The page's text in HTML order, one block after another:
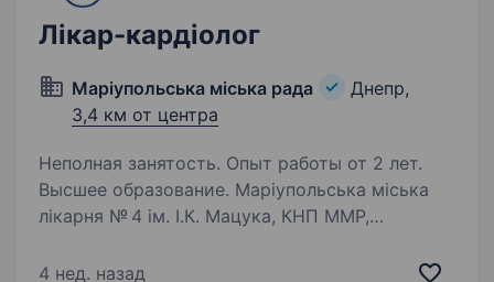
Лікар-кардіолог
Маріупольська міська рада
Днепр,
3,4 км от центра
Неполная занятость. Опыт работы от 2 лет.
Высшее образование. Маріупольська міська
лікарня № 4 ім. І.К. Мацука, КНП ММР,
обов’язки: Амбулаторний прийом пацієнтів.
4 нед. назад